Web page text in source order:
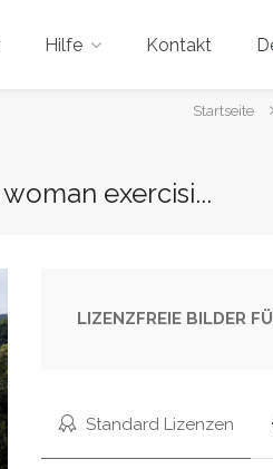
Hilfe Kontakt
Startseite
exercisi...
LIZENZFREIE BILDER
Standard Lizenzen